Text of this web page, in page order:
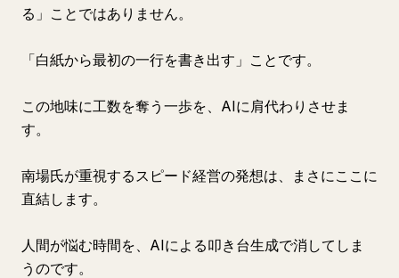
る」ことではありません。
「白紙から最初の一行を書き出す」ことです。
この地味に工数を奪う一歩を、AIに肩代わりさせま
す。
南場氏が重視するスピード経営の発想は、まさにここに
直結します。
人間が悩む時間を、AIによる叩き台生成で消してしま
うのです。